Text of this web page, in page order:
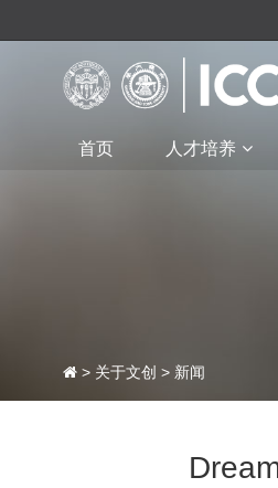
首页 人才培养
> 关于文创 > 新闻